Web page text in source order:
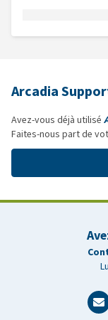
Arcadia
Avez-vous déjà utilisé
Faites-nous part de